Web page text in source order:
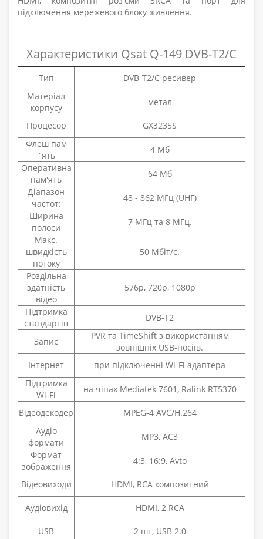
підключення мережевого блоку живлення.
Характеристики Qsat Q-149 DVB-T2/C
Тип
DVB-Т2/C ресивер
Матеріал
корпусу
метал
Процесор
GX3235S
Флеш пам
`ять
4 Мб
Оперативна
пам'ять
64 Мб
Діапазон
частот:
48 - 862 МГц (UHF)
Ширина
полоси
7 МГц та 8 МГц.
Макс.
швидкість
потоку
50 Мбіт/с.
Роздільна
здатність
відео
576p, 720p, 1080p
Підтримка
стандартів
DVB-Т2
Запис
PVR та TimeShift з використанням
зовнішніх USB-носіїв.
Інтернет
при підключенні Wi-Fi адаптера
Підтримка
Wi-Fi
на чіпах Mediatek 7601, Ralink RT5370
Відеодекодер
MPEG-4 AVC/H.264
Аудіо
формати
МР3, AC3
Формат
зображення
4:3, 16:9, Avto
Відеовиходи HDMI, RCA композитний
Аудіовихід HDMI, 2 RCA
USB 2 шт, USB 2.0